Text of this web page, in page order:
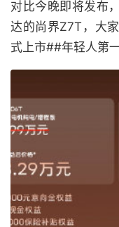
对比今晚即将发布
达的尚界Z7T，大
式上市##年轻人第